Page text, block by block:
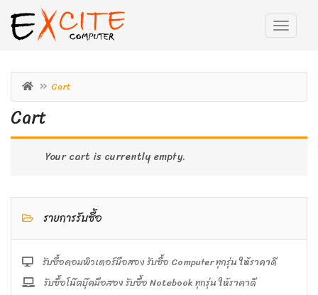
Cart
Cart
Your cart is currently empty.
รายการรับซื้อ
รับซื้อคอมพิวเตอร์มือสอง รับซื้อ Computer ทุกรุ่น ให้ราคาดี
รับซื้อโน๊ตบุ๊คมือสอง รับซื้อ Notebook ทุกรุ่น ให้ราคาดี